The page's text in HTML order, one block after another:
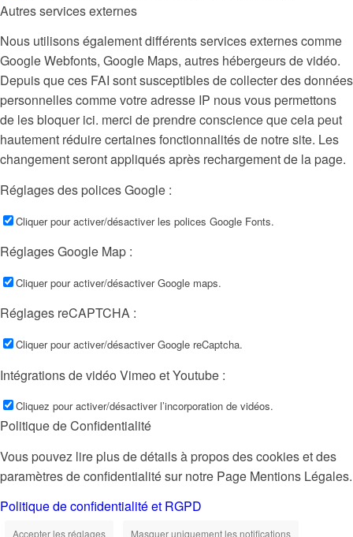
Autres services externes
Nous utilisons également différents services externes comme
Google Webfonts, Google Maps, autres hébergeurs de vidéo.
Depuis que ces FAI sont susceptibles de collecter des données
personnelles comme votre adresse IP nous vous permettons
de les bloquer ici. merci de prendre conscience que cela peut
hautement réduire certaines fonctionnalités de notre site. Les
changement seront appliqués après rechargement de la page.
Réglages des polices Google :
Cliquer pour activer/désactiver les polices Google Fonts.
Réglages Google Map :
Cliquer pour activer/désactiver Google maps.
Réglages reCAPTCHA :
Cliquer pour activer/désactiver Google reCaptcha.
Intégrations de vidéo Vimeo et Youtube :
Cliquez pour activer/désactiver l’incorporation de vidéos.
Politique de Confidentialité
Vous pouvez lire plus de détails à propos des cookies et des
paramètres de confidentialité sur notre Page Mentions Légales.
Politique de confidentialité et RGPD
Accepter les réglages Masquer uniquement les notifications